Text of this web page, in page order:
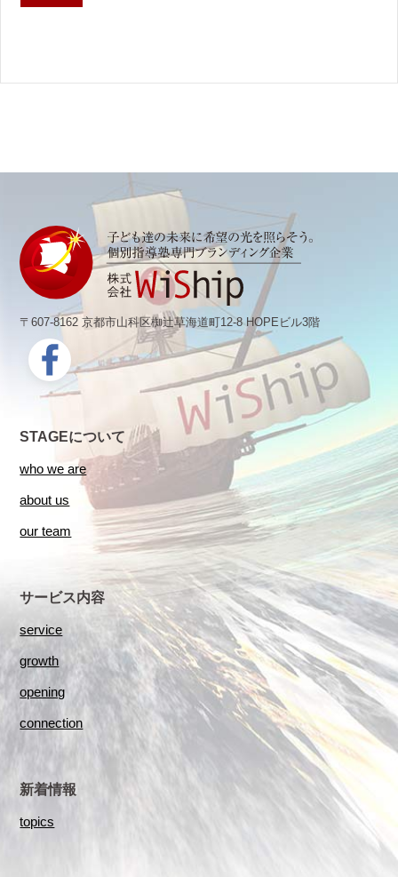
〒607-8162 京都市山科区椥辻草海道町12-8 HOPEビル3階
STAGEについて
who we are
about us
our team
サービス内容
service
growth
opening
connection
新着情報
topics